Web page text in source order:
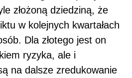
złożoną dziedziną, że
w kolejnych kwartałach
Dla złotego jest on
ryzyka, ale i
na dalsze zredukowanie